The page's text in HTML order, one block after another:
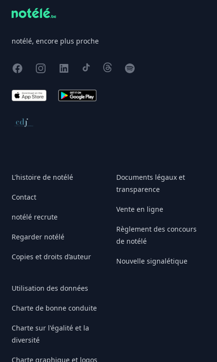
notélé, encore plus proche
FacebookInstagram
X TikTokThreadsSpotify
App Store Google Play
Conseil de déontologie journalistique
L'histoire de notélé
Contact
notélé recrute
Regarder notélé
Copies et droits d’auteur
Utilisation des données
Charte de bonne conduite
Charte sur l'égalité et la
diversité
Charte graphique et logos
Documents légaux et
transparence
Vente en ligne
Règlement des concours
de notélé
Nouvelle signalétique